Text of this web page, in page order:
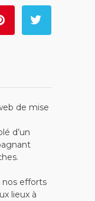
de mise
d’un
nos efforts
lieux à